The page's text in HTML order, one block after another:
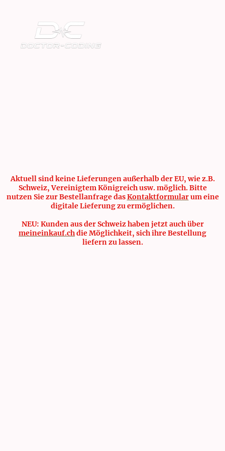
Aktuell sind keine Lieferungen außerhalb der EU, wie z.B.
Schweiz, Vereinigtem Königreich usw. möglich. Bitte
nutzen Sie zur Bestellanfrage dasKontaktformularum eine
digitale Lieferung zu ermöglichen.
NEU: Kunden aus der Schweiz haben jetzt auch über
meineinkauf.chdie Möglichkeit, sich ihre Bestellung
liefern zu lassen.